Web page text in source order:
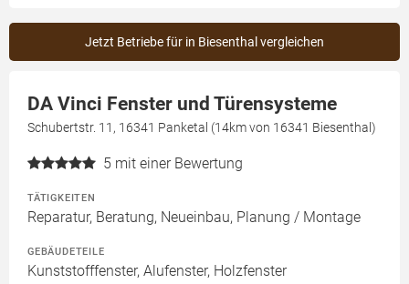
Jetzt Betriebe für in Biesenthal vergleichen
DA Vinci Fenster und Türensysteme
Schubertstr. 11, 16341 Panketal (14km von 16341 Biesenthal)
5 mit einer Bewertung
TÄTIGKEITEN
Reparatur, Beratung, Neueinbau, Planung / Montage
GEBÄUDETEILE
Kunststofffenster, Alufenster, Holzfenster